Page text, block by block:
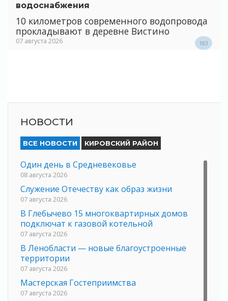
водоснабжения
10 километров современного водопровода
прокладывают в деревне Вистино
07 августа 2026 183
НОВОСТИ
ВСЕ НОВОСТИ КИРОВСКИЙ РАЙОН
Один день в Средневековье
08 августа 2026
Служение Отечеству как образ жизни
07 августа 2026
В Глебычево 15 многоквартирных домов
подключат к газовой котельной
07 августа 2026
В Ленобласти — новые благоустроенные
территории
07 августа 2026
Мастерская Гостеприимства
07 августа 2026